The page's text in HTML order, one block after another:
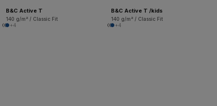
B&C Active T
140 g/m² / Classic Fit
+4
B&C Active T /kids
140 g/m² / Classic Fit
+4